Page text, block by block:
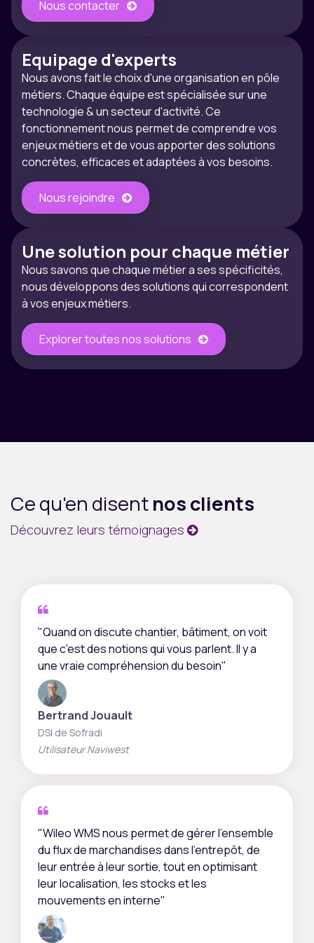
Nous contacter
Equipage d'experts
Nous avons fait le choix d'une organisation en pôle
métiers. Chaque équipe est spécialisée sur une
technologie & un secteur d'activité. Ce
fonctionnement nous permet de comprendre vos
enjeux métiers et de vous apporter des solutions
concrètes, efficaces et adaptées à vos besoins.
Nous rejoindre
Une solution pour chaque métier
Nous savons que chaque métier a ses spécificités,
nous développons des solutions qui correspondent
à vos enjeux métiers.
Explorer toutes nos solutions
Ce qu'en disentnos clients
Découvrez leurs témoignages
"Quand on discute chantier, bâtiment, on voit
que c'est des notions qui vous parlent. Il y a
une vraie compréhension du besoin"
Bertrand Jouault
DSI de Sofradi
Utilisateur Naviwest
"Wileo WMS nous permet de gérer l’ensemble
du flux de marchandises dans l’entrepôt, de
leur entrée à leur sortie, tout en optimisant
leur localisation, les stocks et les
mouvements en interne"